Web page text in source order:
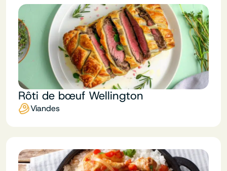
Rôti de bœuf Wellington
Viandes